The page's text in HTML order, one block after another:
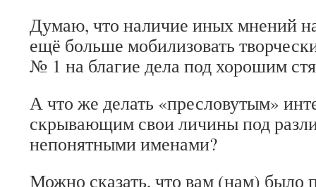
Думаю, что наличие иных мнений
ещё больше мобилизовать
№ 1 на благие дела под хорошим
А что же делать «пресловутым»
скрывающим свои личины под
непонятными именами?
Можно сказать, что вам (нам) было